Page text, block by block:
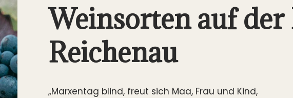
Weinsorten auf der
Reichenau
„Marxentag blind, freut sich Maa, Frau und Kind,